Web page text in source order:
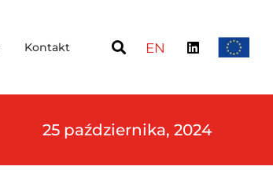
Kontakt EN
25 października, 2024